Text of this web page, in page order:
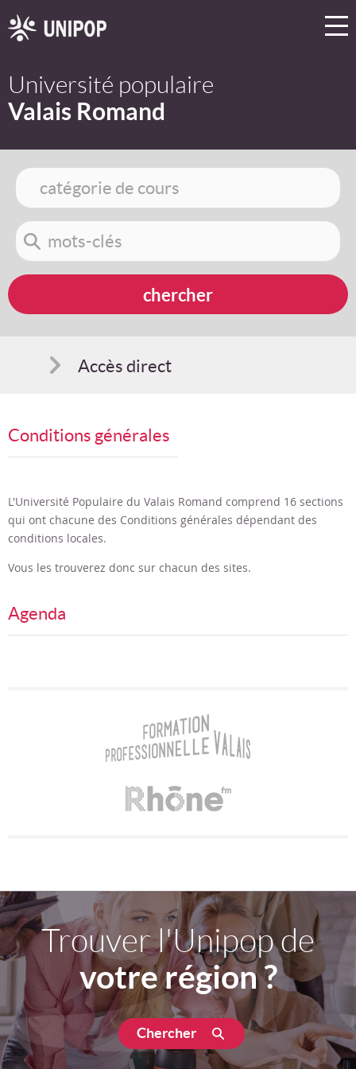
Université populaire
Valais Romand
Accès direct
Suggestions
Conditions générales
L'Université Populaire du Valais Romand comprend 16 sections
qui ont chacune des Conditions générales dépendant des
conditions locales.
Vous les trouverez donc sur chacun des sites.
Agenda
Trouver l'Unipop de
votre région ?
Chercher